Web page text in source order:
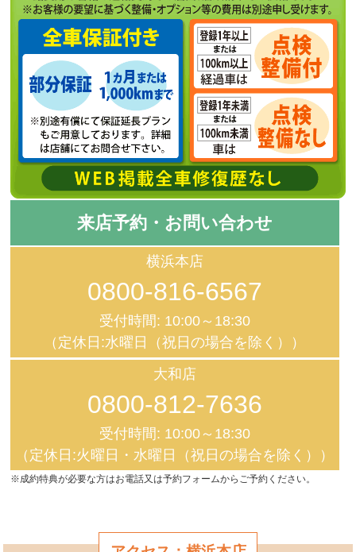
来店予約・お問い合わせ
横浜本店
0800-816-6567
受付時間: 10:00～18:30
（定休日:水曜日（祝日の場合を除く））
大和店
0800-812-7636
受付時間: 10:00～18:30
（定休日:火曜日・水曜日（祝日の場合を除く））
※成約特典が必要な方はお電話又は予約フォームからご予約ください。